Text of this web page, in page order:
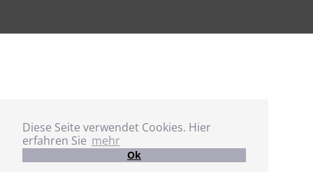
Diese Seite verwendet Cookies. Hier
erfahren Sie mehr
Ok